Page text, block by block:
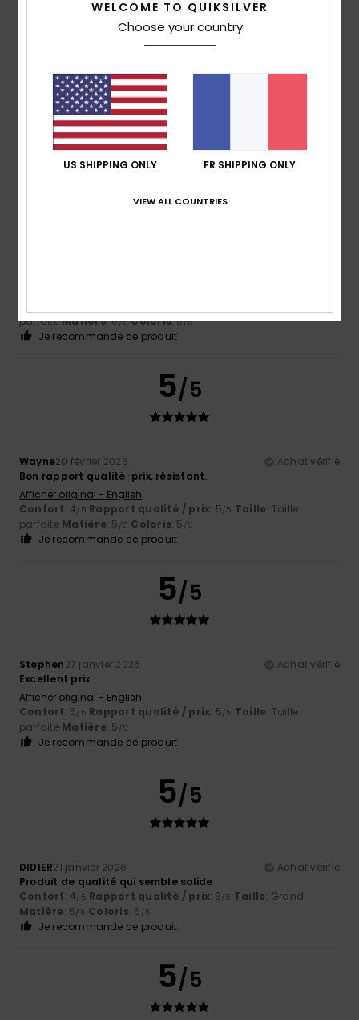
5/5
18 mars 2026
Article soldé à 70%
Confort: 5/5 Rapport qualité / prix
parfaiteMatière: 5/5 Coloris
Je recommande ce produit
5/5
parfaiteMatière: 5/5 Coloris: 5/5
Je recommande ce produit
5/5
Wayne20 février 2026
Achat vérifié
Bon rapport qualité-prix, résistant.
Afficher original - English
Confort: 4/5 Rapport qualité / prix: 5/5 Taille: Taille
parfaite Matière: 5 /5 Coloris: 5 /5
Je recommande ce produit
5/5
Stephen27 janvier 2026
Achat vérifié
Excellent prix
Afficher original - English
Confort: 5/5 Rapport qualité / prix: 5/5 Taille: Taille
parfaite Matière: 5 /5
Je recommande ce produit
5/5
DIDIER21 janvier 2026
Achat vérifié
Produit de qualité qui semble solide
Confort: 4/5 Rapport qualité / prix: 3/5 Taille: Grand
Matière: 5/5 Coloris: 5 /5
Je recommande ce produit
5/5
WELCOME TO QUIKSILVER
Choose your country
US SHIPPING ONLY FR SHIPPING ONLY
VIEW ALL COUNTRIES